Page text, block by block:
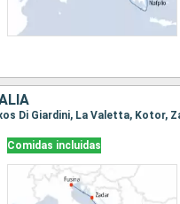
Di Giardini, La Valetta, Kotor,
Comidas incluidas